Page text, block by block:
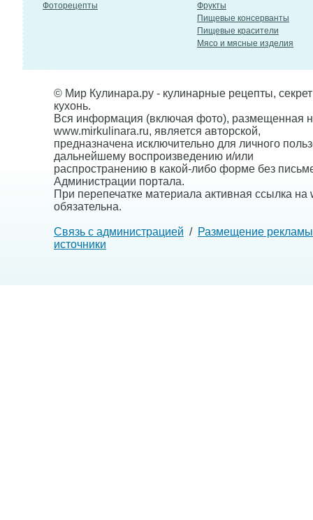
Фоторецепты
Фрукты
Пищевые консерванты
Пищевые красители
Мясо и мясные изделия
© Мир Кулинара.ру - кулинарные рецепты,
кухонь.
Вся информация (включая фото), размещенная
www.mirkulinara.ru, является авторской,
предназначена исключительно для личного
дальнейшему воспроизведению и/или
распространению в какой-либо форме без
Администрации портала.
При перепечатке материала активная ссылка на
обязательна.
Связь с администрацией / Размещение рекламы
источники